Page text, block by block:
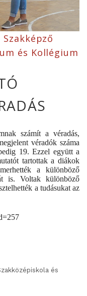
és Kollégium
számít a véradás,
véradók száma
19. Ezzel együtt a
tartottak a diákok
a különböző
is. Voltak különböző
a tudásukat az
és